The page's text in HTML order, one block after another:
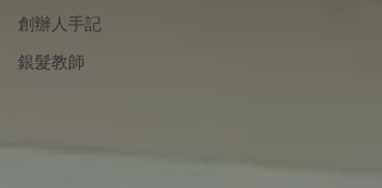
創辦人手記
銀髮教師